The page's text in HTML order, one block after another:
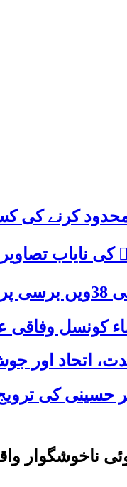
محدود کرنے
نایاب
کونسل وفاقی
ناخوشگوار